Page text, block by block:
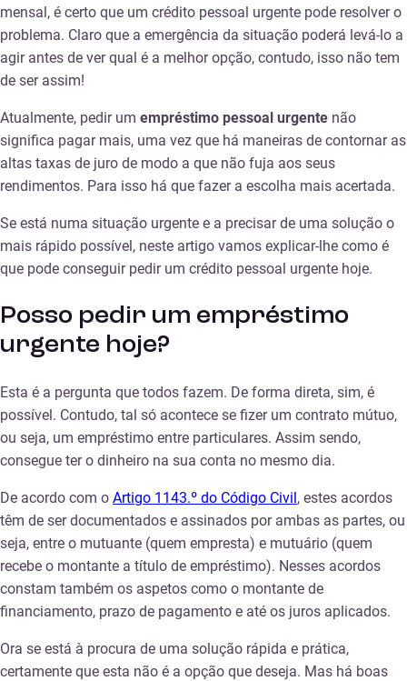
mensal, é certo que um crédito pessoal urgente pode resolver o
problema. Claro que a emergência da situação poderá levá-lo a
agir antes de ver qual é a melhor opção, contudo, isso não tem
de ser assim!
Atualmente, pedir um empréstimo pessoal urgente não
significa pagar mais, uma vez que há maneiras de contornar as
altas taxas de juro de modo a que não fuja aos seus
rendimentos. Para isso há que fazer a escolha mais acertada.
Se está numa situação urgente e a precisar de uma solução o
mais rápido possível, neste artigo vamos explicar-lhe como é
que pode conseguir pedir um crédito pessoal urgente hoje.
Posso pedir um empréstimo
urgente hoje?
Esta é a pergunta que todos fazem. De forma direta, sim, é
possível. Contudo, tal só acontece se fizer um contrato mútuo,
ou seja, um empréstimo entre particulares. Assim sendo,
consegue ter o dinheiro na sua conta no mesmo dia.
De acordo com o Artigo 1143.º do Código Civil, estes acordos
têm de ser documentados e assinados por ambas as partes, ou
seja, entre o mutuante (quem empresta) e mutuário (quem
recebe o montante a título de empréstimo). Nesses acordos
constam também os aspetos como o montante de
financiamento, prazo de pagamento e até os juros aplicados.
Ora se está à procura de uma solução rápida e prática,
certamente que esta não é a opção que deseja. Mas há boas